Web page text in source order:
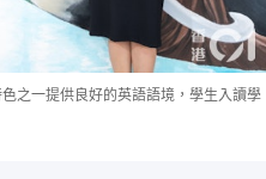
之一提供良好的英語語境，學生入讀學